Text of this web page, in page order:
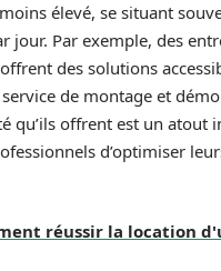
élevé, se situant
jour. Par exemple, des
offrent des solutions
de montage et
qu’ils offrent est un atout
d’optimiser
réussir la location